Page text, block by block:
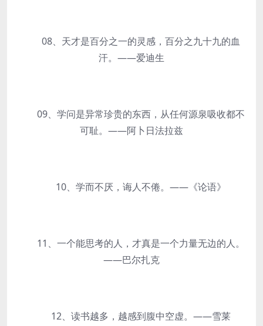
08、天才是百分之一的灵感，百分之九十九的血
汗。——爱迪生
09、学问是异常珍贵的东西，从任何源泉吸收都不
可耻。——阿卜日法拉兹
10、学而不厌，诲人不倦。——《论语》
11、一个能思考的人，才真是一个力量无边的人。
——巴尔扎克
12、读书越多，越感到腹中空虚。——雪莱